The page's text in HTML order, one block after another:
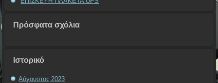
Πρόσφατα σχόλια
Ιστορικό
Αύγουστος 2023